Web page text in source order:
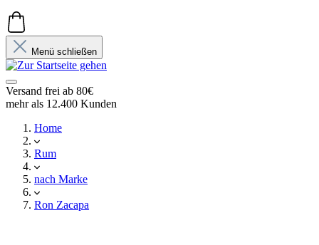
Menü schließen
Versand frei ab 80€
mehr als 12.400 Kunden
Home
Rum
nach Marke
Ron Zacapa